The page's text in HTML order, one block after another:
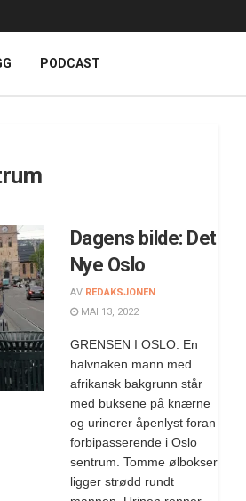
PODCAST
Dagens bilde: Det
Nye Oslo
AV REDAKSJONEN
MAI 13, 2022
GRENSEN I OSLO: En
halvnaken mann med
afrikansk bakgrunn står
med buksene på knærne
og urinerer åpenlyst foran
forbipasserende i Oslo
sentrum. Tomme ølbokser
ligger strødd rundt